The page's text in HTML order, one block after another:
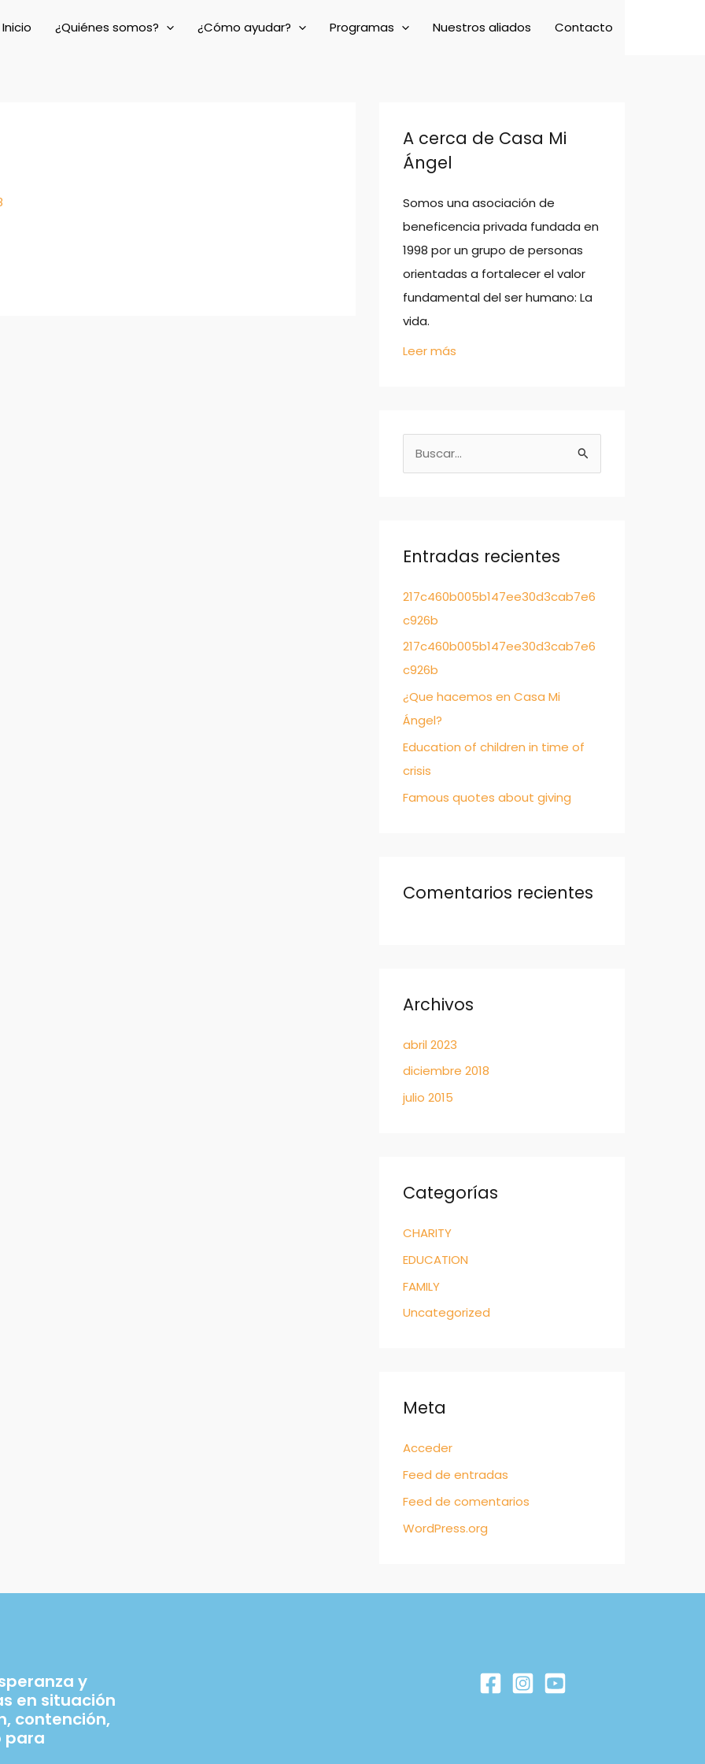
Inicio ¿Quiénes somos? ¿Cómo ayudar? Programas Nuestros aliados Contacto
A cerca de Casa Mi
Ángel
Somos una asociación de
beneficencia privada fundada en
1998 por un grupo de personas
orientadas a fortalecer el valor
fundamental del ser humano: La
vida.
Leer más
u
a
:
Entradas recientes
217c460b005b147ee30d3cab7e6
c926b
217c460b005b147ee30d3cab7e6
c926b
¿Que hacemos en Casa Mi
Ángel?
Education of children in time of
crisis
Famous quotes about giving
Comentarios recientes
Archivos
abril 2023
diciembre 2018
julio 2015
Categorías
CHARITY
EDUCATION
FAMILY
Uncategorized
Meta
Acceder
Feed de entradas
Feed de comentarios
WordPress.org
y
en situación
contención,
para